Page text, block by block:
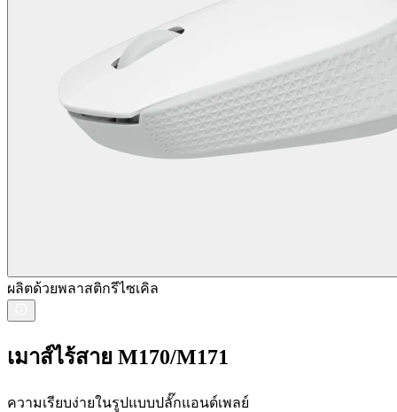
ผลิตด้วยพลาสติกรีไซเคิล
เมาส์ไร้สาย M170/M171
ความเรียบง่ายในรูปแบบปลั๊กแอนด์เพลย์